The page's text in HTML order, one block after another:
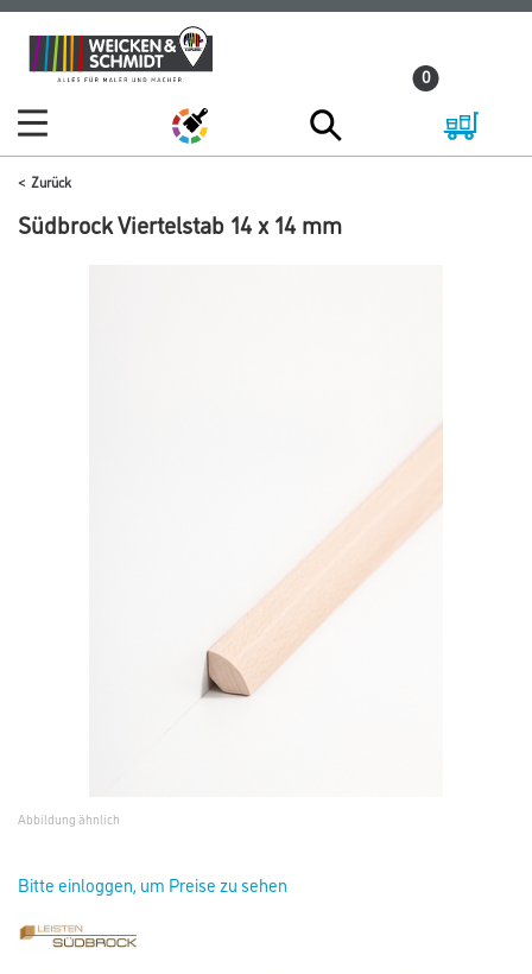
Zum
Inhalt
Zum
Navigationsmenü
0
Zurück
Südbrock Viertelstab 14 x 14 mm
Abbildung ähnlich
Bitte einloggen, um Preise zu sehen